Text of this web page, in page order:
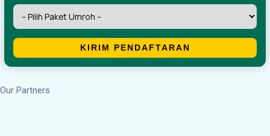
KIRIM PENDAFTARAN
Our Partners